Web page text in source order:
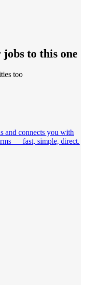
to this one
too
and connects you with
— fast, simple, direct.